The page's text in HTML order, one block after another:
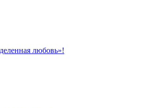
любовь»!